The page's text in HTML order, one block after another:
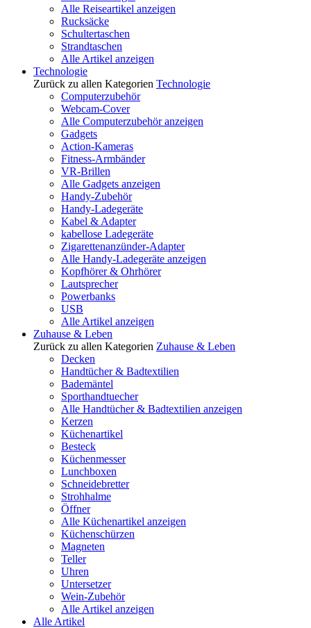
Alle Reiseartikel anzeigen
Rucksäcke
Schultertaschen
Strandtaschen
Alle Artikel anzeigen
Technologie
Zurück zu allen Kategorien Technologie
Computerzubehör
Webcam-Cover
Alle Computerzubehör anzeigen
Gadgets
Action-Kameras
Fitness-Armbänder
VR-Brillen
Alle Gadgets anzeigen
Handy-Zubehör
Handy-Ladegeräte
Kabel & Adapter
kabellose Ladegeräte
Zigarettenanzünder-Adapter
Alle Handy-Ladegeräte anzeigen
Kopfhörer & Ohrhörer
Lautsprecher
Powerbanks
USB
Alle Artikel anzeigen
Zuhause & Leben
Zurück zu allen Kategorien Zuhause & Leben
Decken
Handtücher & Badtextilien
Bademäntel
Sporthandtuecher
Alle Handtücher & Badtextilien anzeigen
Kerzen
Küchenartikel
Besteck
Küchenmesser
Lunchboxen
Schneidebretter
Strohhalme
Öffner
Alle Küchenartikel anzeigen
Küchenschürzen
Magneten
Teller
Uhren
Untersetzer
Wein-Zubehör
Alle Artikel anzeigen
Alle Artikel